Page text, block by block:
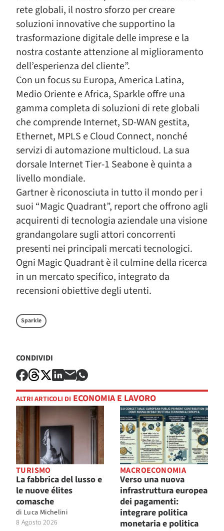
rete globali, il nostro sforzo per creare
soluzioni innovative che supportino la
trasformazione digitale delle imprese e la
nostra costante attenzione al miglioramento
dell’esperienza del cliente”.
Con un focus su Europa, America Latina,
Medio Oriente e Africa, Sparkle offre una
gamma completa di soluzioni di rete globali
che comprende Internet, SD-WAN gestita,
Ethernet, MPLS e Cloud Connect, nonché
servizi di automazione multicloud. La sua
dorsale Internet Tier-1 Seabone è quinta a
livello mondiale.
Gartner è riconosciuta in tutto il mondo per i
suoi “Magic Quadrant”, report che offrono agli
acquirenti di tecnologia aziendale una visione
grandangolare sugli attori concorrenti
presenti nei principali mercati tecnologici.
Ogni Magic Quadrant è il culmine della ricerca
in un mercato specifico, integrato da
recensioni obiettive degli utenti.
Sparkle
CONDIVIDI
ALTRI ARTICOLI DI ECONOMIA E LAVORO
TURISMO
La fabbrica del lusso e
le nuove élites
comasche
di Luca Michelini
8 Agosto 2026
MACROECONOMIA
Verso una nuova
infrastruttura europea
dei pagamenti:
integrare politica
monetaria e politica